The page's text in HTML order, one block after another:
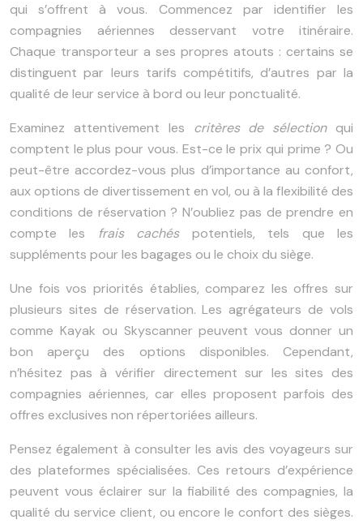
qui s’offrent à vous. Commencez par identifier les
compagnies aériennes desservant votre itinéraire.
Chaque transporteur a ses propres atouts : certains se
distinguent par leurs tarifs compétitifs, d’autres par la
qualité de leur service à bord ou leur ponctualité.
Examinez attentivement les critères de sélection qui
comptent le plus pour vous. Est-ce le prix qui prime ? Ou
peut-être accordez-vous plus d’importance au confort,
aux options de divertissement en vol, ou à la flexibilité des
conditions de réservation ? N’oubliez pas de prendre en
compte les frais cachés potentiels, tels que les
suppléments pour les bagages ou le choix du siège.
Une fois vos priorités établies, comparez les offres sur
plusieurs sites de réservation. Les agrégateurs de vols
comme Kayak ou Skyscanner peuvent vous donner un
bon aperçu des options disponibles. Cependant,
n’hésitez pas à vérifier directement sur les sites des
compagnies aériennes, car elles proposent parfois des
offres exclusives non répertoriées ailleurs.
Pensez également à consulter les avis des voyageurs sur
des plateformes spécialisées. Ces retours d’expérience
peuvent vous éclairer sur la fiabilité des compagnies, la
qualité du service client, ou encore le confort des sièges.